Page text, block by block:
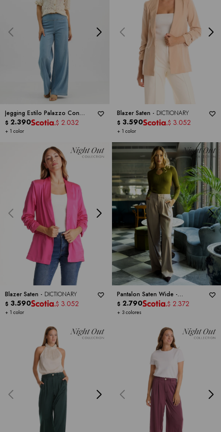
Jegging Estilo Palazzo Con
Cintura Elástica -DICTIONARY
+ 1 color
$ 2.390 $ 2.032
Blazer Saten - DICTIONARY
+ 1 color
$ 3.590 $ 3.052
Blazer Saten - DICTIONARY
+ 1 color
$ 3.590 $ 3.052
Pantalon Saten Wide -
DICTIONARY
+ 3 colores
$ 2.790 $ 2.372